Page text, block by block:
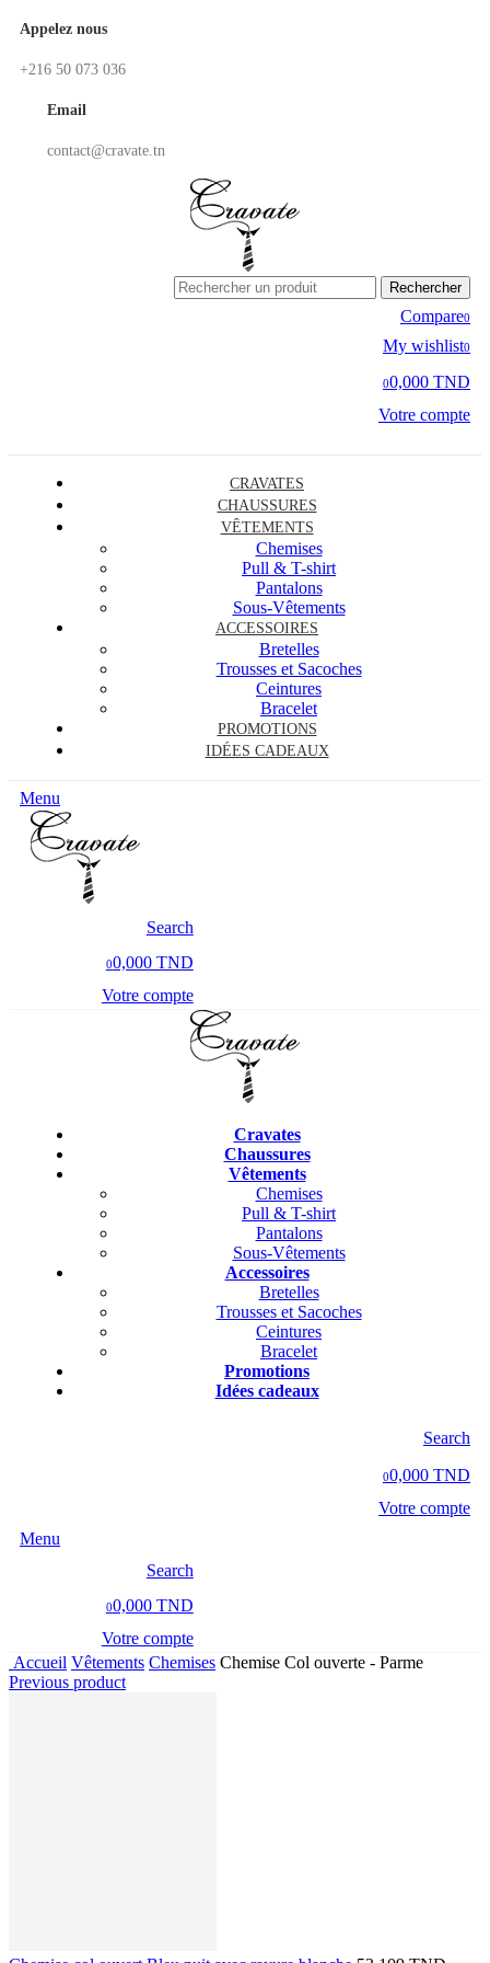
Appelez nous
+216 50 073 036
Email
contact@cravate.tn
Rechercher
Compare0
My wishlist0
00,000 TND
Votre compte
CRAVATES
CHAUSSURES
VÊTEMENTS
Chemises
Pull & T-shirt
Pantalons
Sous-Vêtements
ACCESSOIRES
Bretelles
Trousses et Sacoches
Ceintures
Bracelet
PROMOTIONS
IDÉES CADEAUX
Menu
Search
00,000 TND
Votre compte
Cravates
Chaussures
Vêtements
Chemises
Pull & T-shirt
Pantalons
Sous-Vêtements
Accessoires
Bretelles
Trousses et Sacoches
Ceintures
Bracelet
Promotions
Idées cadeaux
Search
00,000 TND
Votre compte
Menu
Search
00,000 TND
Votre compte
Accueil Vêtements Chemises Chemise Col ouverte - Parme
Previous product